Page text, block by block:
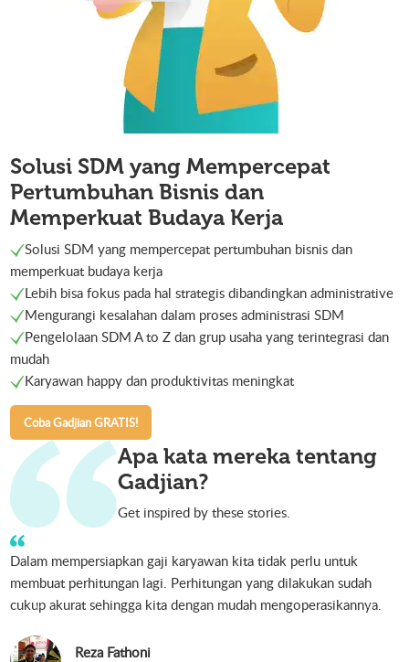
Solusi SDM yang Mempercepat
Pertumbuhan Bisnis dan
Memperkuat Budaya Kerja
Solusi SDM yang mempercepat pertumbuhan bisnis dan
memperkuat budaya kerja
Lebih bisa fokus pada hal strategis dibandingkan administrative
Mengurangi kesalahan dalam proses administrasi SDM
Pengelolaan SDM A to Z dan grup usaha yang terintegrasi dan
mudah
Karyawan happy dan produktivitas meningkat
Coba Gadjian GRATIS!
Apa kata mereka tentang
Gadjian?
Get inspired by these stories.
Dalam mempersiapkan gaji karyawan kita tidak perlu untuk
membuat perhitungan lagi. Perhitungan yang dilakukan sudah
cukup akurat sehingga kita dengan mudah mengoperasikannya.
Reza Fathoni